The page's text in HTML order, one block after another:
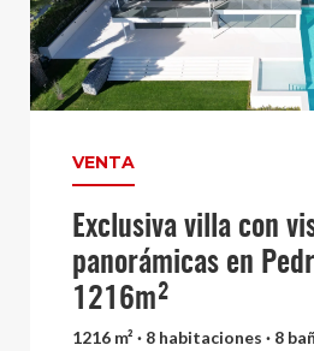
VENTA
Exclusiva villa con
panorámicas en
1216m²
1216 m² · 8 habitaciones · 8